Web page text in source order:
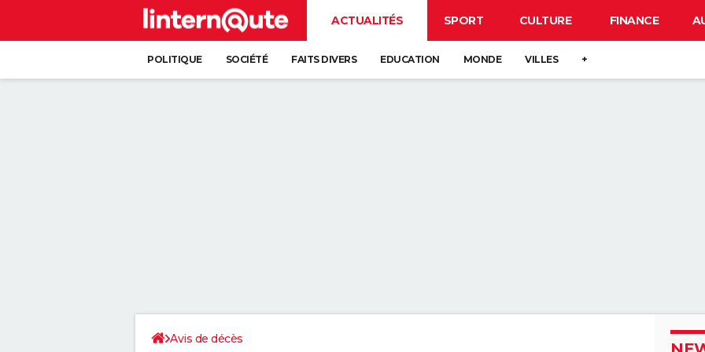
ACTUALITÉS SPORT CULTURE FINANCE
POLITIQUE SOCIÉTÉ FAITS DIVERS EDUCATION MONDE VILLES +
Avis de décès